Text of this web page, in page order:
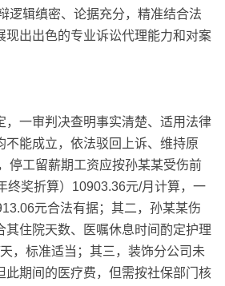
逻辑缜密、论据充分，精准结合法
现出出色的专业诉讼代理能力和对案
一审判决查明事实清楚、适用法律
不能成立，依法驳回上诉、维持原
停工留薪期工资应按孙某某受伤前
终奖折算）10903.36元/月计算，一
元合法有据；其二，孙某某伤
其住院天数、医嘱休息时间酌定护理
，标准适当；其三，装饰分公司未
此期间的医疗费，但需按社保部门核